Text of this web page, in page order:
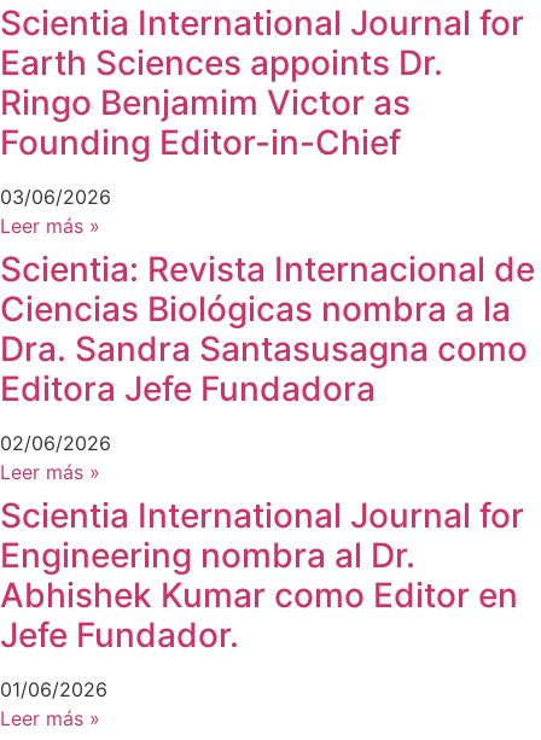
Scientia International Journal for
Earth Sciences appoints Dr.
Ringo Benjamim Victor as
Founding Editor-in-Chief
03/06/2026
Leer más »
Scientia: Revista Internacional de
Ciencias Biológicas nombra a la
Dra. Sandra Santasusagna como
Editora Jefe Fundadora
02/06/2026
Leer más »
Scientia International Journal for
Engineering nombra al Dr.
Abhishek Kumar como Editor en
Jefe Fundador.
01/06/2026
Leer más »